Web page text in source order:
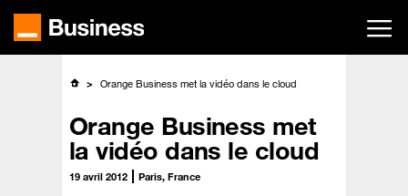
contenu
Orange Business met la vidéo dans le cloud
Orange Business met
la vidéo dans le cloud
19 avril 2012 Paris, France